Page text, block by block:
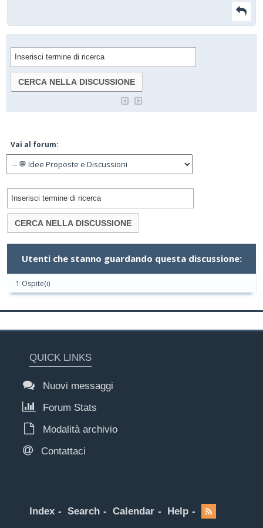
Vai al forum:
Utenti che stanno guardando questa discussione:
1 Ospite(i)
QUICK LINKS
Nuovi messaggi
Forum Stats
Modalità archivio
Contattaci
Index Search Calendar Help